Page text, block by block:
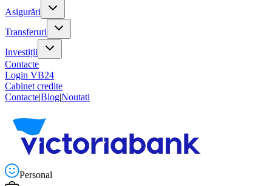
Asigurări
Transferuri
Investiții
Contacte
Login VB24
Cabinet credite
Contacte|Blog|Noutati
Personal